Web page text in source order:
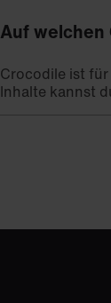
Auf welchen
Crocodile ist
Inhalte kannst